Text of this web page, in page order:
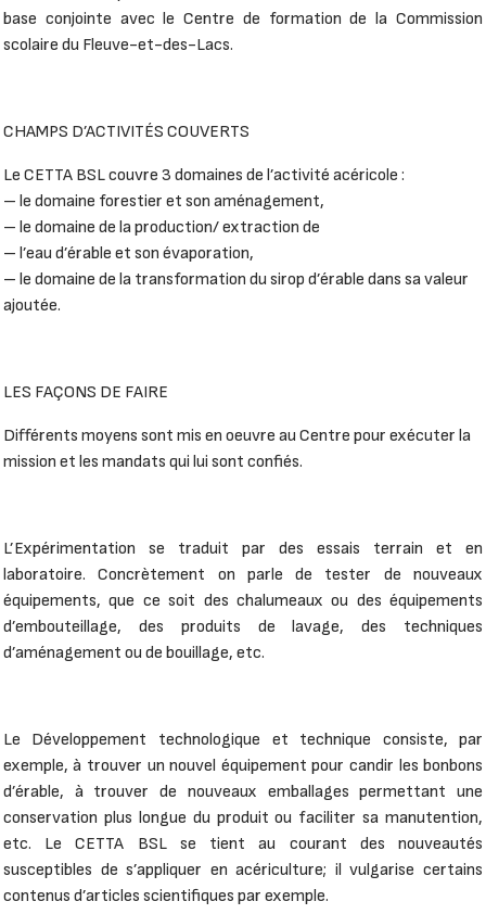
base conjointe avec le Centre de formation de la Commission
scolaire du Fleuve-et-des-Lacs.
CHAMPS D’ACTIVITÉS COUVERTS
Le CETTA BSL couvre 3 domaines de l’activité acéricole :
– le domaine forestier et son aménagement,
– le domaine de la production/ extraction de
– l’eau d’érable et son évaporation,
– le domaine de la transformation du sirop d’érable dans sa valeur
ajoutée.
LES FAÇONS DE FAIRE
Différents moyens sont mis en oeuvre au Centre pour exécuter la
mission et les mandats qui lui sont confiés.
L’Expérimentation se traduit par des essais terrain et en
laboratoire. Concrètement on parle de tester de nouveaux
équipements, que ce soit des chalumeaux ou des équipements
d’embouteillage, des produits de lavage, des techniques
d’aménagement ou de bouillage, etc.
Le Développement technologique et technique consiste, par
exemple, à trouver un nouvel équipement pour candir les bonbons
d’érable, à trouver de nouveaux emballages permettant une
conservation plus longue du produit ou faciliter sa manutention,
etc. Le CETTA BSL se tient au courant des nouveautés
susceptibles de s’appliquer en acériculture; il vulgarise certains
contenus d’articles scientifiques par exemple.